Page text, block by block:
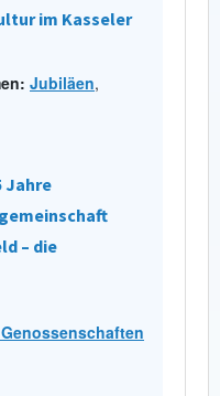
im Kasseler
Jubiläen,
Jahre
– die